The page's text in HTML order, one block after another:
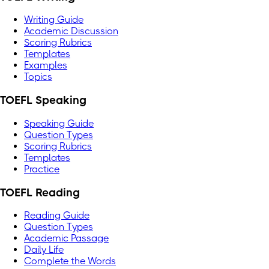
Writing Guide
Academic Discussion
Scoring Rubrics
Templates
Examples
Topics
TOEFL Speaking
Speaking Guide
Question Types
Scoring Rubrics
Templates
Practice
TOEFL Reading
Reading Guide
Question Types
Academic Passage
Daily Life
Complete the Words